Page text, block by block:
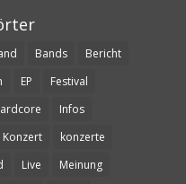
Bands
Bericht
EP
Festival
Infos
Konzert
konzerte
Live
Meinung